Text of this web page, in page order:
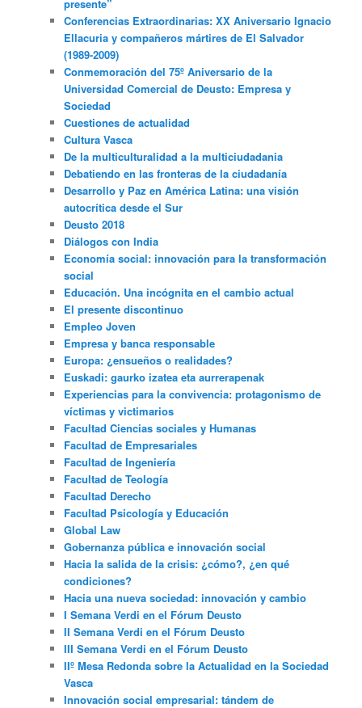
presente”
Conferencias Extraordinarias: XX Aniversario Ignacio
Ellacuria y compañeros mártires de El Salvador
(1989-2009)
Conmemoración del 75º Aniversario de la
Universidad Comercial de Deusto: Empresa y
Sociedad
Cuestiones de actualidad
Cultura Vasca
De la multiculturalidad a la multiciudadania
Debatiendo en las fronteras de la ciudadanía
Desarrollo y Paz en América Latina: una visión
autocrítica desde el Sur
Deusto 2018
Diálogos con India
Economía social: innovación para la transformación
social
Educación. Una incógnita en el cambio actual
El presente discontinuo
Empleo Joven
Empresa y banca responsable
Europa: ¿ensueños o realidades?
Euskadi: gaurko izatea eta aurrerapenak
Experiencias para la convivencia: protagonismo de
víctimas y victimarios
Facultad Ciencias sociales y Humanas
Facultad de Empresariales
Facultad de Ingeniería
Facultad de Teología
Facultad Derecho
Facultad Psicología y Educación
Global Law
Gobernanza pública e innovación social
Hacia la salida de la crisis: ¿cómo?, ¿en qué
condiciones?
Hacia una nueva sociedad: innovación y cambio
I Semana Verdi en el Fórum Deusto
II Semana Verdi en el Fórum Deusto
III Semana Verdi en el Fórum Deusto
IIº Mesa Redonda sobre la Actualidad en la Sociedad
Vasca
Innovación social empresarial: tándem de